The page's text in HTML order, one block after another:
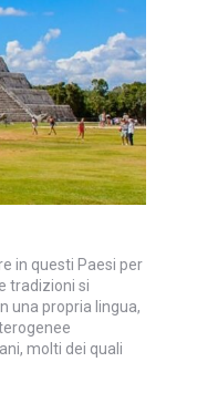
in questi Paesi per
tradizioni si
una propria lingua,
molti dei quali